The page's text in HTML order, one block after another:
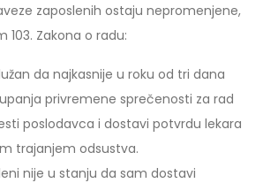
zaposlenih ostaju nepromenjene,
103. Zakona o radu:
da najkasnije u roku od tri dana
privremene sprečenosti za rad
poslodavca i dostavi potvrdu lekara
trajanjem odsustva.
nije u stanju da sam dostavi